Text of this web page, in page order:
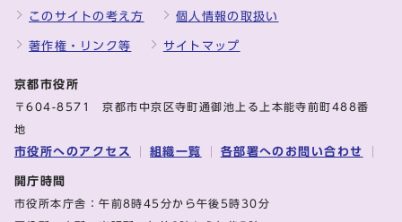
このサイトの考え方 個人情報の取扱い
著作権・リンク等 サイトマップ
京都市役所
〒604-8571 京都市中京区寺町通御池上る上本能寺前町488番
地
市役所へのアクセス 組織一覧 各部署へのお問い合わせ
開庁時間
市役所本庁舎：午前8時45分から午後5時30分